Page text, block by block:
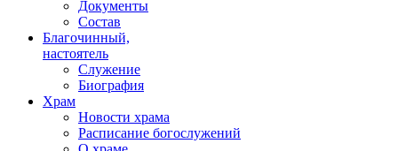
Документы
Состав
Благочинный,
настоятель
Служение
Биография
Храм
Новости храма
Расписание богослужений